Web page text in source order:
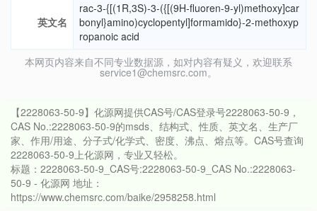
英文名
rac-3-{[(1R,3S)-3-({[(9H-fluoren-9-yl)methoxy]car
bonyl}amino)cyclopentyl]formamido}-2-methoxyp
ropanoic acid
本网页内容来自不同专业数据源，如对内容有疑义，欢迎联系
service1@chemsrc.com。
【2228063-50-9】化源网提供CAS号/CAS登录号2228063-50-9，
CAS No.:2228063-50-9的msds、结构式、性质、英文名、生产厂
家、作用/用途、分子式/化学式、密度、沸点、熔点等。CAS号查询
2228063-50-9上化源网，专业又轻松。
标题：2228063-50-9_CAS号:2228063-50-9_CAS No.:2228063-
50-9 - 化源网 地址：
https://www.chemsrc.com/baike/2958258.html